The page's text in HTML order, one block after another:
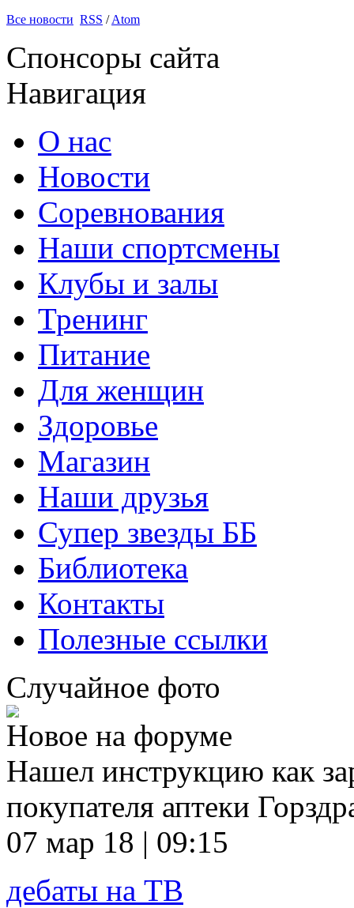
Все новости RSS /Atom
Спонсоры сайта
Навигация
О нас
Новости
Соревнования
Наши спортсмены
Клубы и залы
Тренинг
Питание
Для женщин
Здоровье
Магазин
Наши друзья
Супер звезды ББ
Библиотека
Контакты
Полезные ссылки
Случайное фото
Новое на форуме
Нашел инструкцию как
покупателя аптеки
07 мар 18 | 09:15
дебаты на ТВ